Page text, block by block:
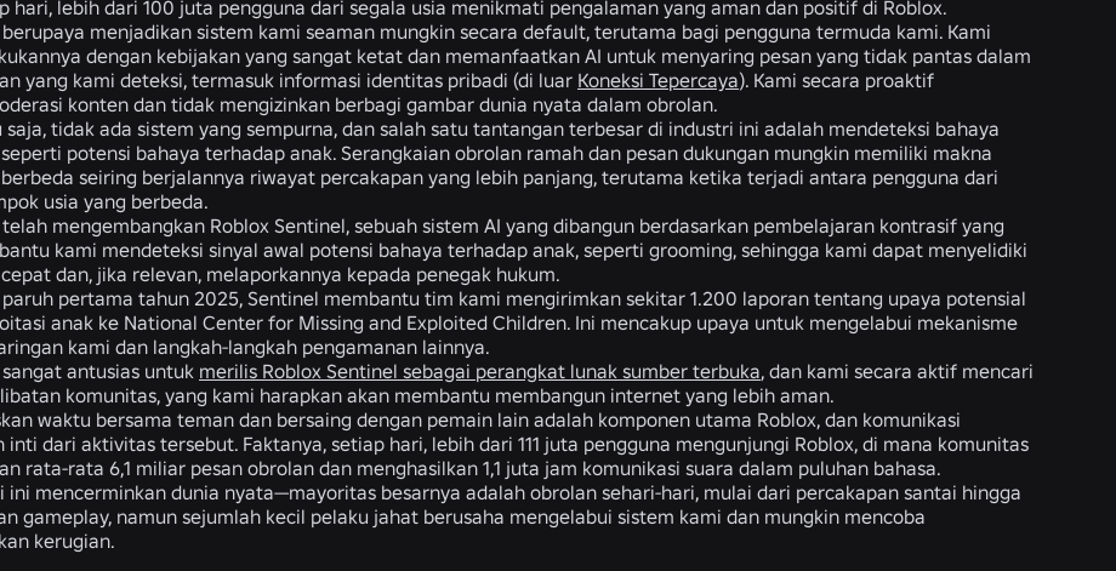
hari, lebih dari 100 juta pengguna dari segala usia menikmati pengalaman yang aman dan positif di Roblox.
berupaya menjadikan sistem kami seaman mungkin secara default, terutama bagi pengguna termuda kami. Kami
dengan kebijakan yang sangat ketat dan memanfaatkan AI untuk menyaring pesan yang tidak pantas dalam
yang kami deteksi, termasuk informasi identitas pribadi (di luar Koneksi Tepercaya). Kami secara proaktif
konten dan tidak mengizinkan berbagi gambar dunia nyata dalam obrolan.
saja, tidak ada sistem yang sempurna, dan salah satu tantangan terbesar di industri ini adalah mendeteksi bahaya
potensi bahaya terhadap anak. Serangkaian obrolan ramah dan pesan dukungan mungkin memiliki makna
seiring berjalannya riwayat percakapan yang lebih panjang, terutama ketika terjadi antara pengguna dari
usia yang berbeda.
telah mengembangkan Roblox Sentinel, sebuah sistem AI yang dibangun berdasarkan pembelajaran kontrasif yang
kami mendeteksi sinyal awal potensi bahaya terhadap anak, seperti grooming, sehingga kami dapat menyelidiki
dan, jika relevan, melaporkannya kepada penegak hukum.
paruh pertama tahun 2025, Sentinel membantu tim kami mengirimkan sekitar 1.200 laporan tentang upaya potensial
anak ke National Center for Missing and Exploited Children. Ini mencakup upaya untuk mengelabui mekanisme
kami dan langkah-langkah pengamanan lainnya.
antusias untuk merilis Roblox Sentinel sebagai perangkat lunak sumber terbuka, dan kami secara aktif mencari
komunitas, yang kami harapkan akan membantu membangun internet yang lebih aman.
waktu bersama teman dan bersaing dengan pemain lain adalah komponen utama Roblox, dan komunikasi
inti dari aktivitas tersebut. Faktanya, setiap hari, lebih dari 111 juta pengguna mengunjungi Roblox, di mana komunitas
rata-rata 6,1 miliar pesan obrolan dan menghasilkan 1,1 juta jam komunikasi suara dalam puluhan bahasa.
ini mencerminkan dunia nyata—mayoritas besarnya adalah obrolan sehari-hari, mulai dari percakapan santai hingga
gameplay, namun sejumlah kecil pelaku jahat berusaha mengelabui sistem kami dan mungkin mencoba
kerugian.